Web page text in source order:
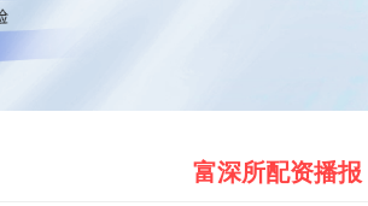
富深所配资播报